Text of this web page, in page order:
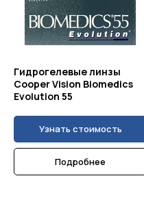
Гидрогелевые линзы
Cooper Vision Biomedics
Evolution 55
Узнать стоимость
Подробнее